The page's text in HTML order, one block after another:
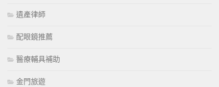
遺產律師
配眼鏡推薦
醫療輔具補助
金門旅遊